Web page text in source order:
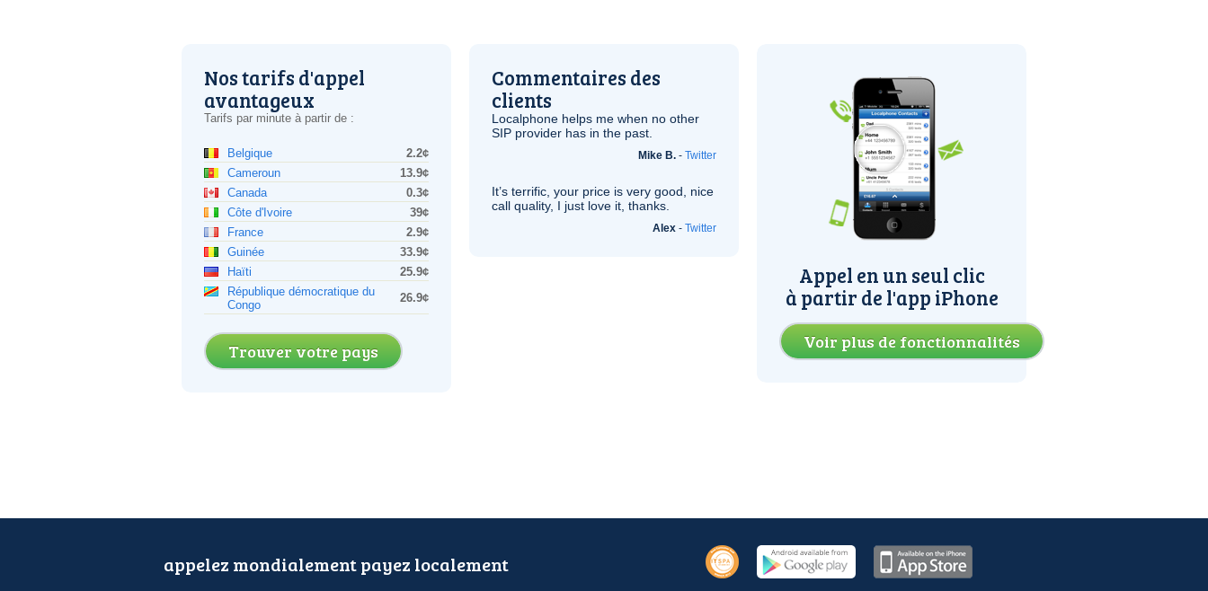
Nos tarifs d'appel
avantageux
Tarifs par minute à partir de :
Belgique
2.2¢
Cameroun
13.9¢
Canada
0.3¢
Côte d'Ivoire
39¢
France
2.9¢
Guinée
33.9¢
Haïti
25.9¢
République démocratique du
Congo
26.9¢
Trouver votre pays
Commentaires des
clients
Localphone helps me when no other
SIP provider has in the past.
Mike B. - Twitter
It’s terrific, your price is very good, nice
call quality, I just love it, thanks.
Alex - Twitter
Appel en un seul clic
à partir de l'app iPhone
Voir plus de fonctionnalités
appelez mondialement payez localement